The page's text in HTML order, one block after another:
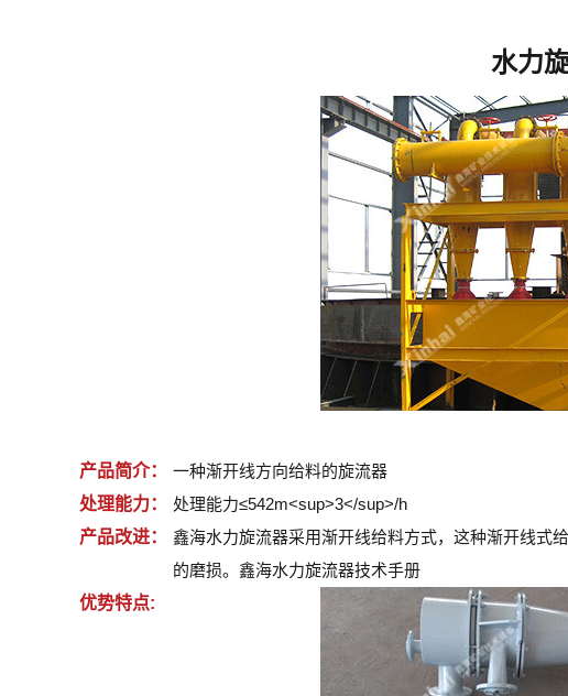
水力
产品简介：
一种渐开线方向给料的旋流器
处理能力：
处理能力≤542m<sup>3</sup>/h
产品改进：
鑫海水力旋流器采用渐开线给料方式，这种渐开线式
的磨损。 鑫海水力旋流器技术手册
优势特点: